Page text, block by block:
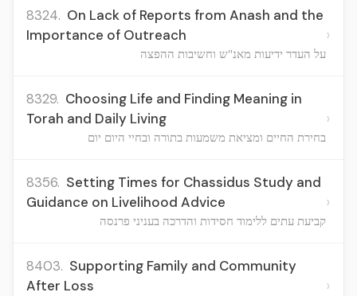
8324. On Lack of Reports from Anash and the
Importance of Outreach
על העדר ידיעות מאנ"ש וחשיבות ההפצה
›
8329. Choosing Life and Finding Meaning in
Torah and Daily Living
בחירת החיים ומציאת משמעות בתורה ובחיי היום יום
›
8356. Setting Times for Chassidus Study and
Guidance on Livelihood Advice
קביעת עתים ללימוד חסידות והדרכה בעניני פרנסה
›
8403. Supporting Family and Community
After Loss
›